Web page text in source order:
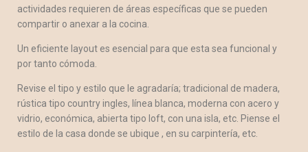
actividades requieren de áreas específicas que se pueden
compartir o anexar a la cocina.
Un eficiente layout es esencial para que esta sea funcional y
por tanto cómoda.
Revise el tipo y estilo que le agradaría; tradicional de madera,
rústica tipo country ingles, línea blanca, moderna con acero y
vidrio, económica, abierta tipo loft, con una isla, etc. Piense el
estilo de la casa donde se ubique , en su carpintería, etc.